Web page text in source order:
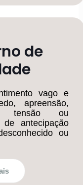
de
vago e
apreensão,
tensão ou
de antecipação
ou